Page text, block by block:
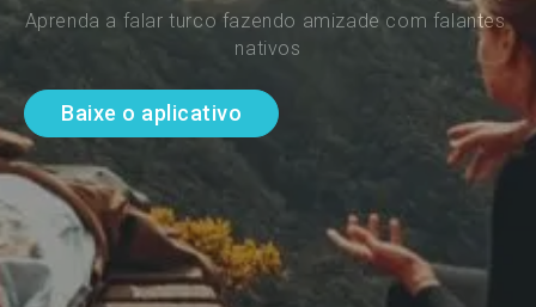
Aprenda a falar turco fazendo amizade com falantes
nativos
Baixe o aplicativo